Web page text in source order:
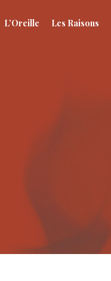
L’Oreille Les Raisons